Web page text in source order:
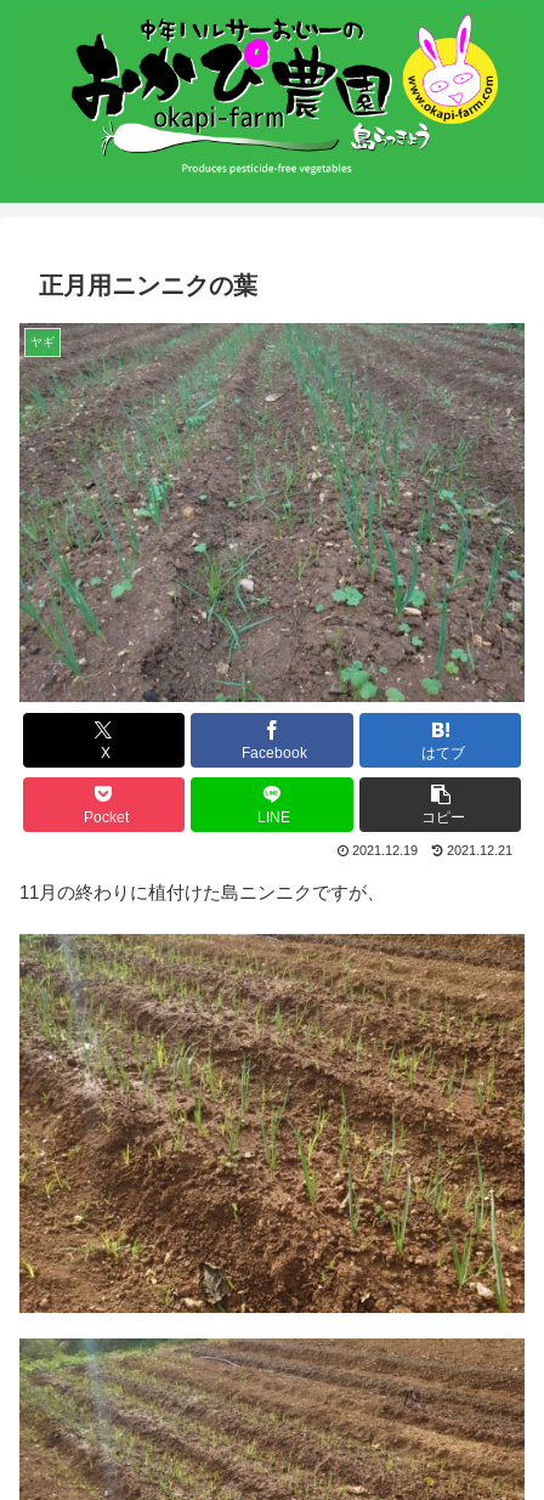
正月用ニンニクの葉
ヤギ
X Facebook はてブ
Pocket LINE コピー
2021.12.19 2021.12.21
11月の終わりに植付けた島ニンニクですが、